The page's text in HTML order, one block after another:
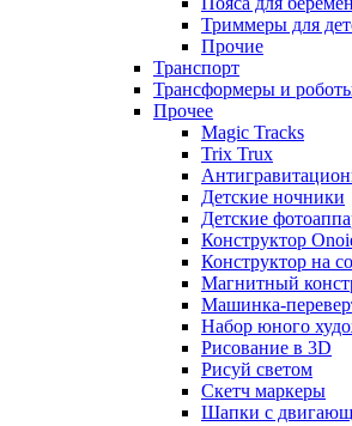
Триммеры для
Прочие
Транспорт
Трансформеры и
Прочее
Magic Tracks
Trix Trux
Детские ночники
Детские
Конструктор
Конструктор на
Магнитный
Машинка-
Набор юного
Рисование в 3D
Рисуй светом
Скетч маркеры
Шапки с